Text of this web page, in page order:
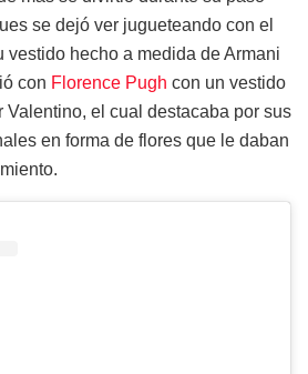
se dejó ver jugueteando con el
vestido hecho a medida de Armani
con Florence Pugh con un vestido
Valentino, el cual destacaba por sus
en forma de flores que le daban